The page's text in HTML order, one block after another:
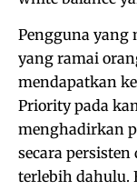
Pengguna yang
yang ramai
mendapatkan
Priority pada
menghadirkan
secara
terlebih dahulu.